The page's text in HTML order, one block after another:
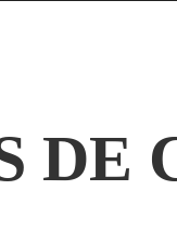
DE